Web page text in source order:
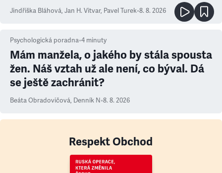
Jindřiška Bláhová, Jan H. Vitvar, Pavel Turek•8. 8. 2026
Psychologická poradna•4 minuty
Mám manžela, o jakého by stála spousta
žen. Náš vztah už ale není, co býval. Dá
se ještě zachránit?
Beáta Obradovičová, Denník N•8. 8. 2026
Respekt Obchod